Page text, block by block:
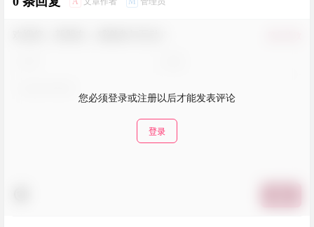
您必须登录或注册以后才能发表评论
登录